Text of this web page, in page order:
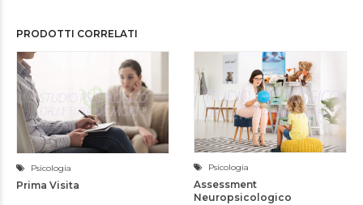
PRODOTTI CORRELATI
Psicologia
Prima Visita
Psicologia
Assessment
Neuropsicologico